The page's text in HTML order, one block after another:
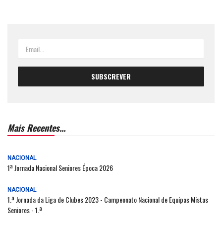
Mais Recentes...
NACIONAL
1ª Jornada Nacional Seniores Época 2026
NACIONAL
1.ª Jornada da Liga de Clubes 2023 - Campeonato Nacional de Equipas Mistas
Seniores - 1.ª